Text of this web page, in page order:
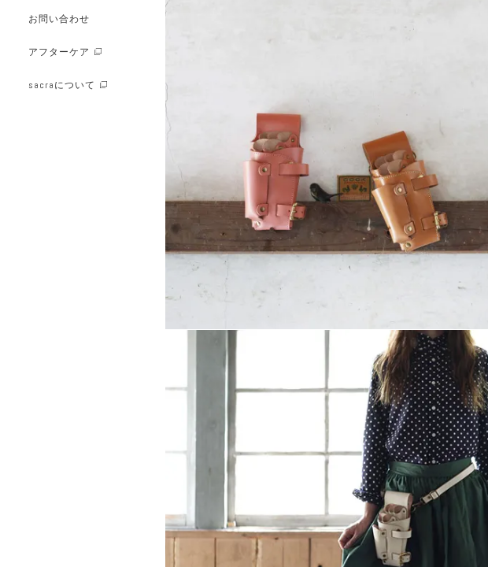
WEB LIMITED
WEB限定商品
価格から選ぶ
（FLORIST CASE）
お問い合わせ
アフターケア
sacraについて